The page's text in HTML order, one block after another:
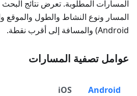
المسارات المطلوبة. تعرض نتائج
المسار ونوع النشاط والطول والموقع
Android) والمسافة إلى أقرب نقطة.
عوامل تصفية المسارات
Android
iOS